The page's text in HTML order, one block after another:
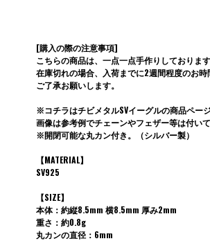
[購入の際の注意事項]
こちらの商品は、一点一点手作りしておりま
在庫切れの場合、入荷までに2週間程度のお時
ご了承お願いします。
※コチラはチビメタルSVイーグルの商品ページ
画像は参考例でチェーンやフェザー等は付いて
※開閉可能な丸カン付き。（シルバー製）
【MATERIAL】
SV925
【SIZE】
本体：約縦8.5mm 横8.5mm 厚み2mm
重さ：約0.8g
丸カンの直径：6mm